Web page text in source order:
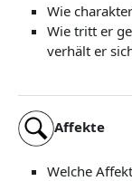
Wie
Wie tritt er
verhält er
Affekte
Welche